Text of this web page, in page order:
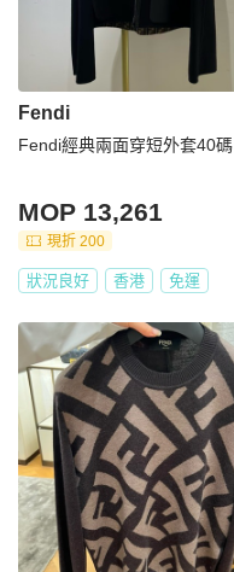
Fendi
Fendi經典兩面穿短外套40碼
MOP 13,261
現折 200
狀況良好 香港 免運